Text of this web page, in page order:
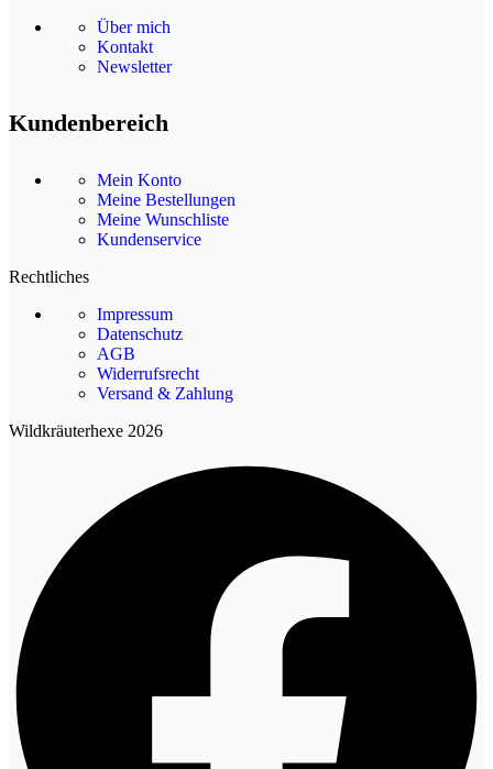
Über mich
Kontakt
Newsletter
Kundenbereich
Mein Konto
Meine Bestellungen
Meine Wunschliste
Kundenservice
Rechtliches
Impressum
Datenschutz
AGB
Widerrufsrecht
Versand & Zahlung
Wildkräuterhexe 2026